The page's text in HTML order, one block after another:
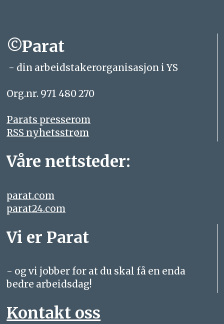
©Parat
- din arbeidstakerorganisasjon i YS
Org.nr. 971 480 270
Parats presserom
RSS nyhetsstrøm
Våre nettsteder:
parat.com
parat24.com
Vi er Parat
- og vi jobber for at du skal få en enda
bedre arbeidsdag!
Kontakt oss